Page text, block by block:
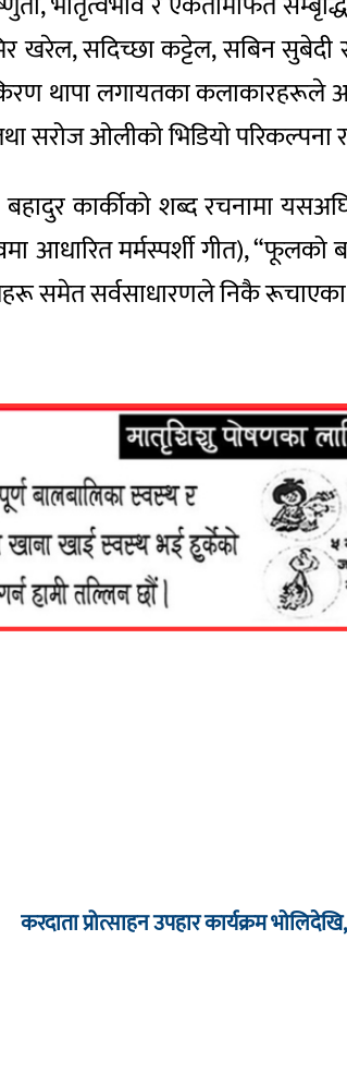
सदिच्छा कट्टेल, सबिन सुबेदी
थापा लगायतका कलाकारहरूले
सरोज ओलीको भिडियो परिकल्पना
बहादुर कार्कीको शब्द रचनामा
आधारित मर्मस्पर्शी गीत),
समेत सर्वसाधारणले निकै रूचाएका
करदाता प्रोत्साहन उपहार कार्यक्रम